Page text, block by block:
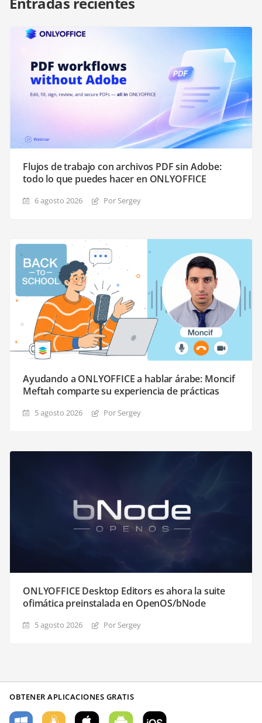
Flujos de trabajo con archivos PDF sin Adobe:
todo lo que puedes hacer en ONLYOFFICE
6 agosto 2026 Por Sergey
Ayudando a ONLYOFFICE a hablar árabe: Moncif
Meftah comparte su experiencia de prácticas
5 agosto 2026 Por Sergey
ONLYOFFICE Desktop Editors es ahora la suite
ofimática preinstalada en OpenOS/bNode
5 agosto 2026 Por Sergey
OBTENER APLICACIONES GRATIS